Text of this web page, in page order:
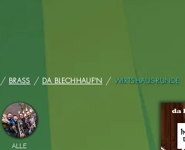
/ BRASS / DA BLECHHAUF'N / WIRTSHAUS-RUNDE
ALLE